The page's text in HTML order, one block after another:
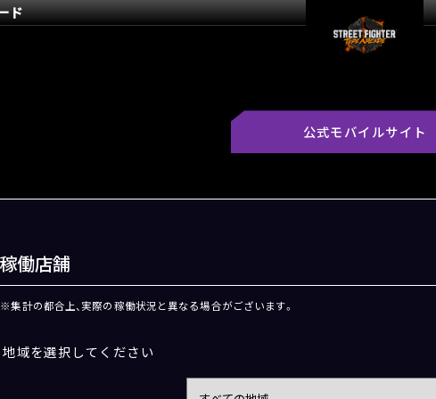
ド
公式モバイルサイト
稼働店舗
※集計の都合上、実際の稼働状況と異なる場合がございます。
地域を選択してください